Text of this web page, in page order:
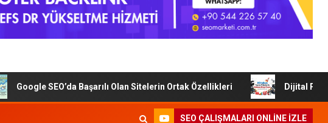
Google SEO’da Başarılı Olan Sitelerin Ortak Özellikleri Dijital
SEO ÇALIŞMALARI ONLINE IZLE